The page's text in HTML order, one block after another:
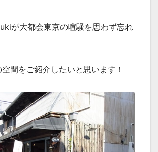
が大都会東京の喧騒を思わず忘れ
間をご紹介したいと思います！